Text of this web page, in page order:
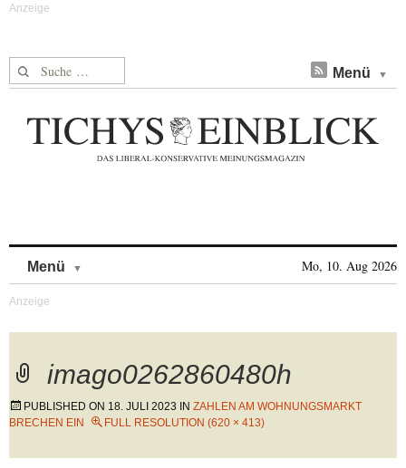
Suche nach: Menü
Menü Mo, 10. Aug 2026
imago0262860480h
PUBLISHED ON 18. JULI 2023 IN ZAHLEN AM WOHNUNGSMARKT
BRECHEN EIN
FULL RESOLUTION (620 × 413)